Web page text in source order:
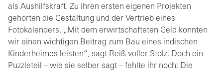
als Aushilfskraft. Zu ihren ersten eigenen Projekten
gehörten die Gestaltung und der Vertrieb eines
Fotokalenders. „Mit dem erwirtschafteten Geld konnten
wir einen wichtigen Beitrag zum Bau eines indischen
Kinderheimes leisten“, sagt Reiß voller Stolz. Doch ein
Puzzleteil – wie sie selber sagt – fehlte ihr noch: Die